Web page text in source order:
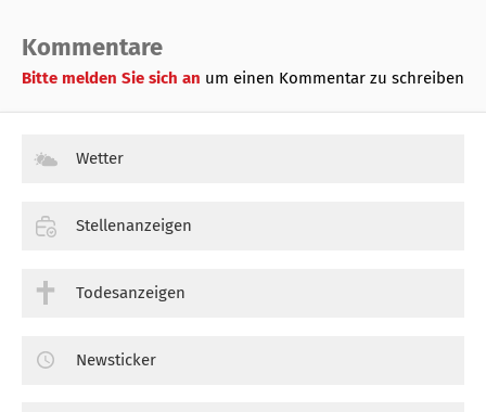
Kommentare
Bitte melden Sie sich an um einen Kommentar zu schreiben
Wetter
Stellenanzeigen
Todesanzeigen
Newsticker